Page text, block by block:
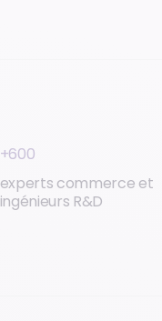
+600
experts commerce et
ingénieurs R&D